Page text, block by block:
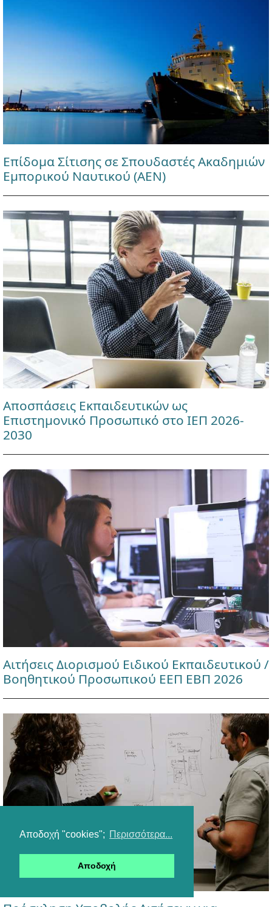
Αποδοχή "cookies"; Περισσότερα...
Αποδοχή
Επίδομα Σίτισης σε Σπουδαστές Ακαδημιών
Εμπορικού Ναυτικού (ΑΕΝ)
Αποσπάσεις Εκπαιδευτικών ως
Επιστημονικό Προσωπικό στο ΙΕΠ 2026-
2030
Αιτήσεις Διορισμού Ειδικού Εκπαιδευτικού /
Βοηθητικού Προσωπικού ΕΕΠ ΕΒΠ 2026